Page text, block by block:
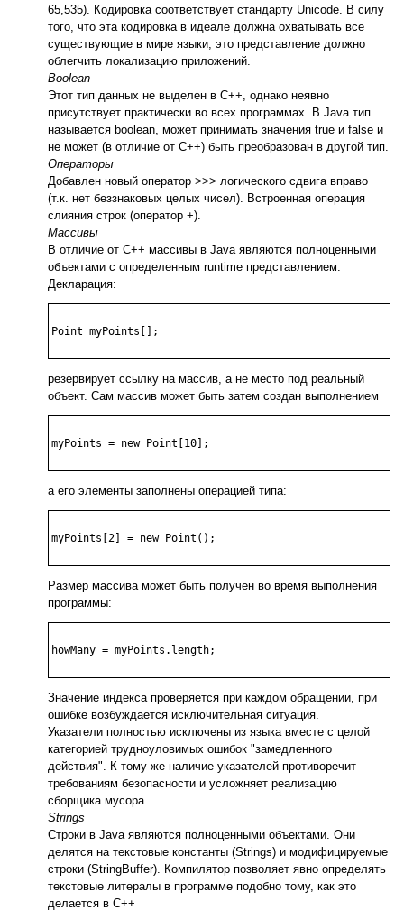
65,535). Кодировка соответствует стандарту Unicode. В силу
того, что эта кодировка в идеале должна охватывать все
существующие в мире языки, это представление должно
облегчить локализацию приложений.
Boolean
Этот тип данных не выделен в С++, однако неявно
присутствует практически во всех программах. В Java тип
называется boolean, может принимать значения true и false и
не может (в отличие от С++) быть преобразован в другой тип.
Операторы
Добавлен новый оператор >>> логического сдвига вправо
(т.к. нет беззнаковых целых чисел). Встроенная операция
слияния строк (оператор +).
Массивы
В отличие от С++ массивы в Java являются полноценными
объектами с определенным runtime представлением.
Декларация:
Point myPoints[];
резервирует ссылку на массив, а не место под реальный
объект. Сам массив может быть затем создан выполнением
myPoints = new Point[10];
а его элементы заполнены операцией типа:
myPoints[2] = new Point();
Размер массива может быть получен во время выполнения
программы:
howMany = myPoints.length;
Значение индекса проверяется при каждом обращении, при
ошибке возбуждается исключительная ситуация.
Указатели полностью исключены из языка вместе с целой
категорией трудноуловимых ошибок "замедленного
действия". К тому же наличие указателей противоречит
требованиям безопасности и усложняет реализацию
сборщика мусора.
Strings
Строки в Java являются полноценными объектами. Они
делятся на текстовые константы (Strings) и модифицируемые
строки (StringBuffer). Компилятор позволяет явно определять
текстовые литералы в программе подобно тому, как это
делается в С++